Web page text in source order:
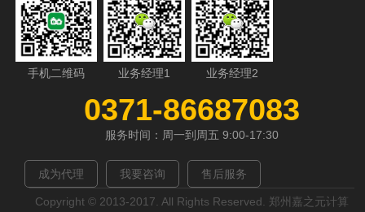
手机二维码 业务经理1 业务经理2
0371-86687083
服务时间：周一到周五 9:00-17:30
成为代理 我要咨询 售后服务
Copyright © 2013-2017. All Rights Reserved. 郑州嘉之元计算